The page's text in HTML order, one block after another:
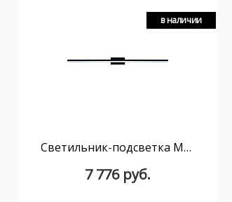
в наличии
Светильник-подсветка MANTRA Morne 7482
7 776 руб.